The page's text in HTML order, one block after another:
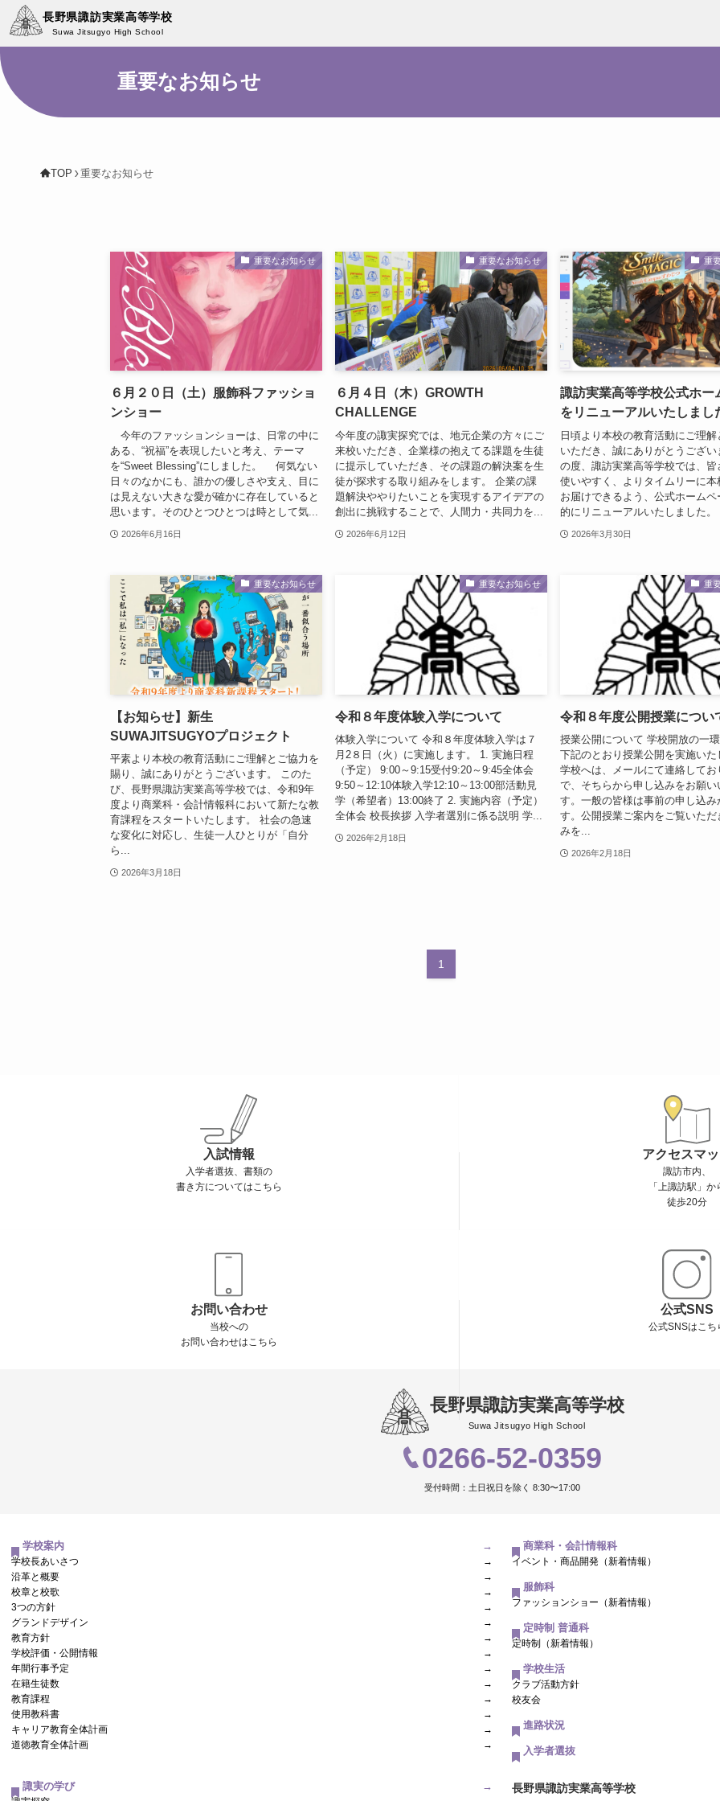
長野県諏訪実業高等学校
Suwa Jitsugyo High School
重要なお知らせ
TOP 重要なお知らせ
重要なお知らせ
６月２０日（土）服飾科ファッショ
ンショー
今年のファッションショーは、日常の中に
ある、“祝福”を表現したいと考え、テーマ
を“Sweet Blessing”にしました。 何気ない
日々のなかにも、誰かの優しさや支え、目に
は見えない大きな愛が確かに存在していると
思います。そのひとつひとつは時として気...
2026年6月16日
重要なお知らせ
６月４日（木）GROWTH
CHALLENGE
今年度の諏実探究では、地元企業の方々にご
来校いただき、企業様の抱えてる課題を生徒
に提示していただき、その課題の解決案を生
徒が探求する取り組みをします。 企業の課
題解決ややりたいことを実現するアイデアの
創出に挑戦することで、人間力・共同力を...
2026年6月12日
重
諏訪実業高等学校公式ホー
をリニューアルいたしまし
日頃より本校の教育活動にご理解
いただき、誠にありがとうござい
の度、諏訪実業高等学校では、皆
使いやすく、よりタイムリーに本
お届けできるよう、公式ホームペ
的にリニューアルいたしました。
2026年3月30日
重要なお知らせ
【お知らせ】新生
SUWAJITSUGYOプロジェクト
平素より本校の教育活動にご理解とご協力を
賜り、誠にありがとうございます。 このた
び、長野県諏訪実業高等学校では、令和9年
度より商業科・会計情報科において新たな教
育課程をスタートいたします。 社会の急速
な変化に対応し、生徒一人ひとりが「自分
ら...
2026年3月18日
重要なお知らせ
令和８年度体験入学について
体験入学について 令和８年度体験入学は７
月2８日（火）に実施します。 1. 実施日程
（予定） 9:00～9:15受付9:20～9:45全体会
9:50～12:10体験入学12:10～13:00部活動見
学（希望者）13:00終了 2. 実施内容（予定）
全体会 校長挨拶 入学者選別に係る説明 学...
2026年2月18日
重
令和８年度公開授業につい
授業公開について 学校開放の一環
下記のとおり授業公開を実施いた
学校へは、メールにて連絡してお
で、そちらから申し込みをお願い
す。一般の皆様は事前の申し込み
す。公開授業ご案内をご覧いただ
みを...
2026年2月18日
1
入試情報
入学者選抜、書類の
書き方についてはこちら
アクセスマ
諏訪市内、
「上諏訪駅」か
徒歩20分
お問い合わせ
当校への
お問い合わせはこちら
公式SNS
公式SNSはこち
長野県諏訪実業高等学校
Suwa Jitsugyo High School
0266-52-0359
受付時間：土日祝日を除く 8:30〜17:00
学校案内 →
学校長あいさつ
→
沿革と概要
→
校章と校歌
→
3つの方針
→
グランドデザイン
→
教育方針
→
学校評価・公開情報
→
年間行事予定
→
在籍生徒数
→
教育課程
→
使用教科書
→
キャリア教育全体計画
→
道徳教育全体計画
→
商業科・会計情報科
イベント・商品開発（新着情報）
服飾科
ファッションショー（新着情報）
定時制 普通科
定時制（新着情報）
学校生活
クラブ活動方針
校友会
進路状況
入学者選抜
諏実の学び → 長野県諏訪実業高等学校